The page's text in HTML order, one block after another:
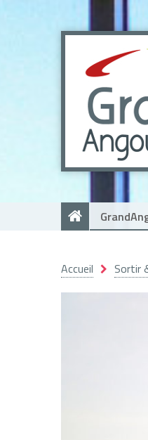
Accueil Sortir